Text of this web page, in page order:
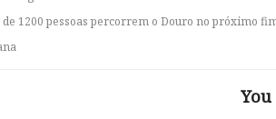
1200 pessoas percorrem o Douro no próximo